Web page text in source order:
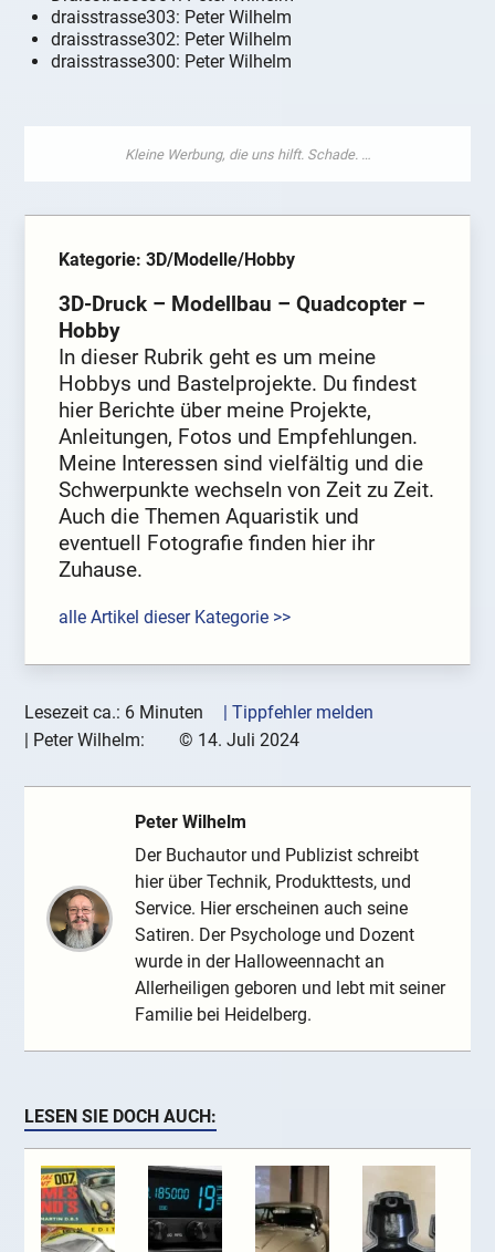
draisstrasse303: Peter Wilhelm
draisstrasse302: Peter Wilhelm
draisstrasse300: Peter Wilhelm
Kategorie: 3D/Modelle/Hobby
3D-Druck – Modellbau – Quadcopter –
Hobby
In dieser Rubrik geht es um meine
Hobbys und Bastelprojekte. Du findest
hier Berichte über meine Projekte,
Anleitungen, Fotos und Empfehlungen.
Meine Interessen sind vielfältig und die
Schwerpunkte wechseln von Zeit zu Zeit.
Auch die Themen Aquaristik und
eventuell Fotografie finden hier ihr
Zuhause.
alle Artikel dieser Kategorie >>
Lesezeit ca.: 6 Minuten
| Tippfehler melden
Peter Wilhelm: © 14. Juli 2024
Peter Wilhelm
Der Buchautor und Publizist schreibt
hier über Technik, Produkttests, und
Service. Hier erscheinen auch seine
Satiren. Der Psychologe und Dozent
wurde in der Halloweennacht an
Allerheiligen geboren und lebt mit seiner
Familie bei Heidelberg.
LESEN SIE DOCH AUCH: